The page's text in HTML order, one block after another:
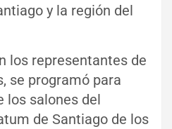
y la región del
los representantes de
se programó para
los salones del
de Santiago de los